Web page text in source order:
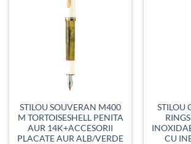
STILOU SOUVERAN M400
M TORTOISESHELL PENITA
AUR 14K+ACCESORII
PLACATE AUR ALB/VERDE
STILOU
CU